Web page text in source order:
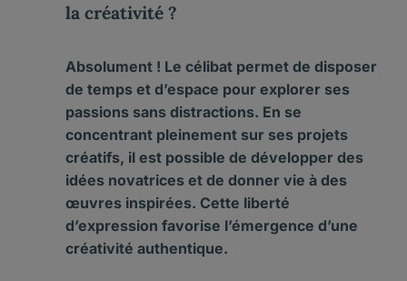
la créativité ?
Absolument ! Le célibat permet de disposer
de temps et d’espace pour explorer ses
passions sans distractions. En se
concentrant pleinement sur ses projets
créatifs, il est possible de développer des
idées novatrices et de donner vie à des
œuvres inspirées. Cette liberté
d’expression favorise l’émergence d’une
créativité authentique.